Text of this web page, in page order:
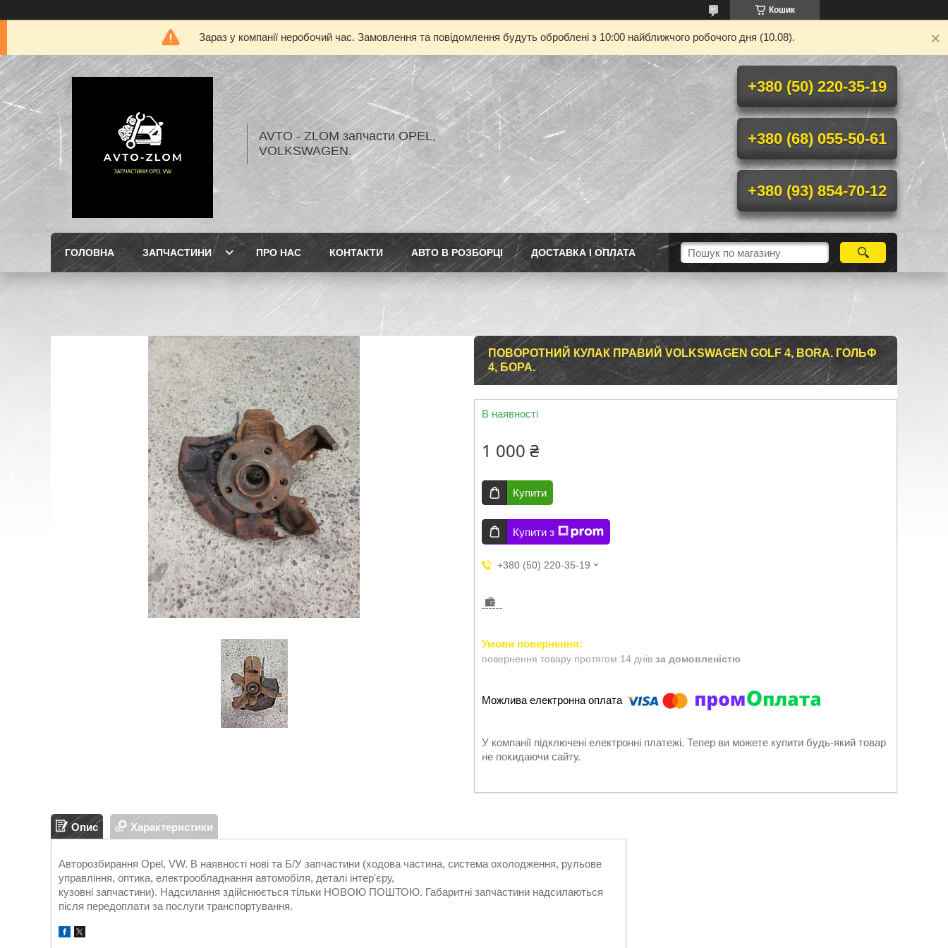
Кошик
Зараз у компанії неробочий час. Замовлення та повідомлення будуть оброблені з 10:00 найближчого робочого дня (10.08).
AVTO - ZLOM запчасти OPEL,
VOLKSWAGEN.
+380 (50) 220-35-19
+380 (68) 055-50-61
+380 (93) 854-70-12
ГОЛОВНА ЗАПЧАСТИНИ ПРО НАС КОНТАКТИ АВТО В РОЗБОРЦІ ДОСТАВКА І ОПЛАТА
ПОВОРОТНИЙ КУЛАК ПРАВИЙ VOLKSWAGEN GOLF 4, BORA. ГОЛЬФ
4, БОРА.
В наявності
1 000 ₴
Купити
Купити з
+380 (50) 220-35-19
повернення товару протягом 14 днів за домовленістю
У компанії підключені електронні платежі. Тепер ви можете купити будь-який товар
не покидаючи сайту.
Опис Характеристики
Авторозбирання Opel, VW. В наявності нові та Б/У запчастини (ходова частина, система охолодження, рульове
управління, оптика, електрообладнання автомобіля, деталі інтер'єру,
кузовні запчастини). Надсилання здійснюється тільки НОВОЮ ПОШТОЮ. Габаритні запчастини надсилаються
після передоплати за послуги транспортування.